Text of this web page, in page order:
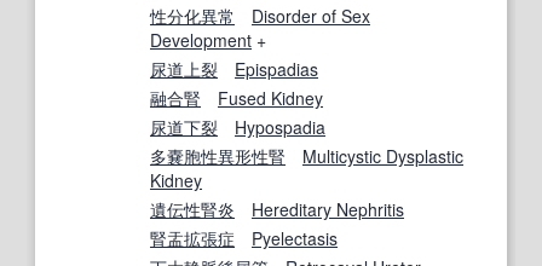
性分化異常
Disorder of Sex
Development +
尿道上裂
Epispadias
融合腎
Fused Kidney
尿道下裂
Hypospadia
多嚢胞性異形性腎
Multicystic Dysplastic
Kidney
遺伝性腎炎
Hereditary Nephritis
腎盂拡張症
Pyelectasis